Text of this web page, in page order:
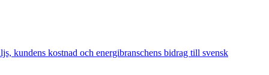
kundens kostnad och energibranschens bidrag till svensk